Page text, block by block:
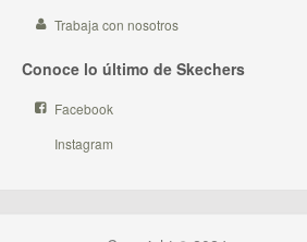
Trabaja con nosotros
Conoce lo último de Skechers
Facebook
Instagram